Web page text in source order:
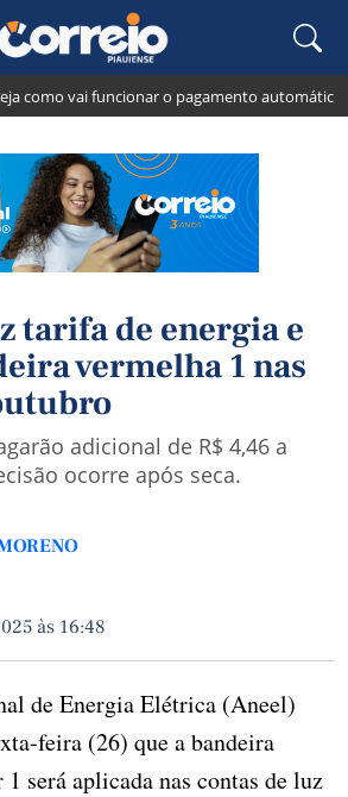
como vai funcionar o pagamento automático da
tarifa de energia e
vermelha 1 nas
adicional de R$ 4,46 a
ocorre após seca.
às 16:48
de Energia Elétrica (Aneel)
feira (26) que a bandeira
será aplicada nas contas de luz